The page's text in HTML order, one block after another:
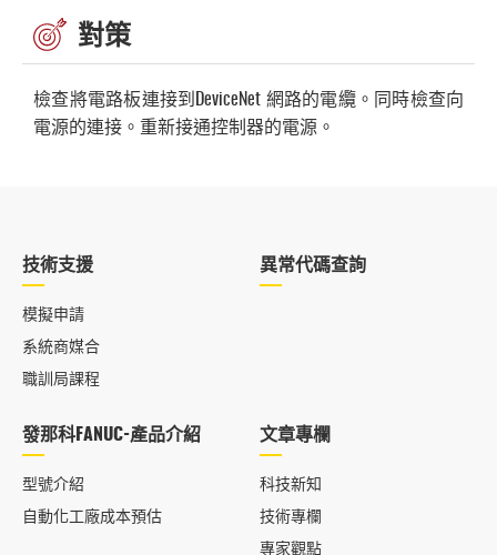
對策
檢查將電路板連接到DeviceNet 網路的電纜。同時檢查向
電源的連接。重新接通控制器的電源。
技術支援
模擬申請
系統商媒合
職訓局課程
異常代碼查詢
發那科FANUC-產品介紹
型號介紹
自動化工廠成本預估
文章專欄
科技新知
技術專欄
專家觀點